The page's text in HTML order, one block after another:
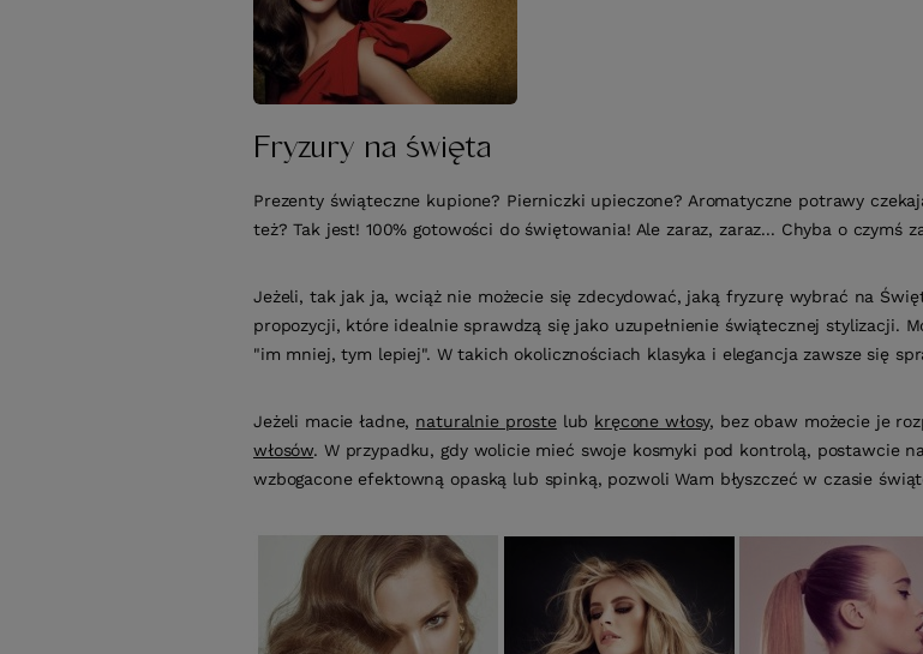
Fryzury na święta
Prezenty świąteczne kupione? Pierniczki upieczone? Aromatyczne potrawy
też? Tak jest! 100% gotowości do świętowania! Ale zaraz, zaraz... Chyba o czymś
Jeżeli, tak jak ja, wciąż nie możecie się zdecydować, jaką fryzurę wybrać na
propozycji, które idealnie sprawdzą się jako uzupełnienie świątecznej stylizacji.
"im mniej, tym lepiej". W takich okolicznościach klasyka i elegancja zawsze się
Jeżeli macie ładne, naturalnie prostelub kręcone włosy, bez obaw możecie je
włosów. W przypadku, gdy wolicie mieć swoje kosmyki pod kontrolą, postawcie
wzbogacone efektowną opaską lub spinką, pozwoli Wam błyszczeć w czasie